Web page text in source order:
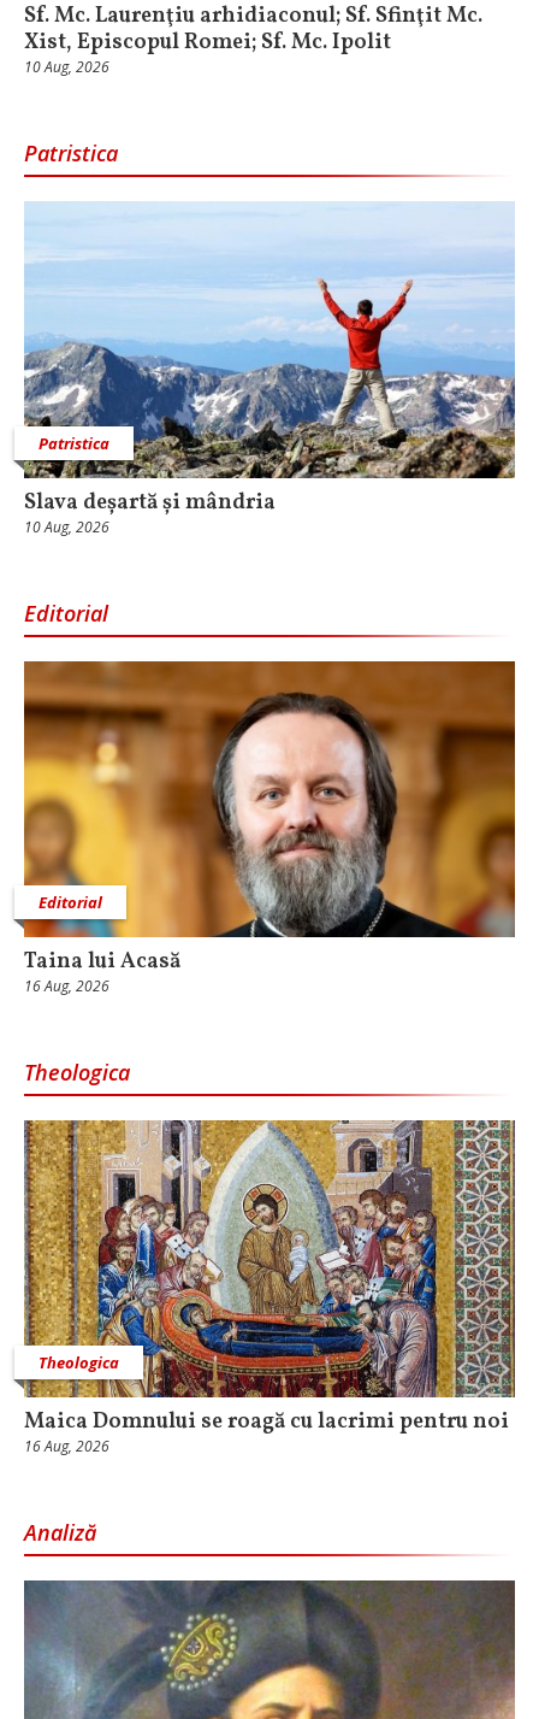
Sf. Mc. Laurenţiu arhidiaconul; Sf. Sfinţit Mc.
Xist, Episcopul Romei; Sf. Mc. Ipolit
10 Aug, 2026
Patristica
Patristica
Slava deșartă și mândria
10 Aug, 2026
Editorial
Editorial
Taina lui Acasă
16 Aug, 2026
Theologica
Theologica
Maica Domnului se roagă cu lacrimi pentru noi
16 Aug, 2026
Analiză